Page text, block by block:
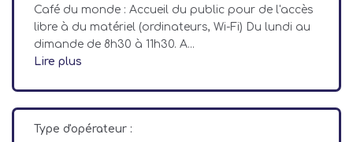
Café du monde : Accueil du public pour de l'accès
libre à du matériel (ordinateurs, Wi-Fi) Du lundi au
dimande de 8h30 à 11h30. A...
Lire plus
Type d'opérateur :